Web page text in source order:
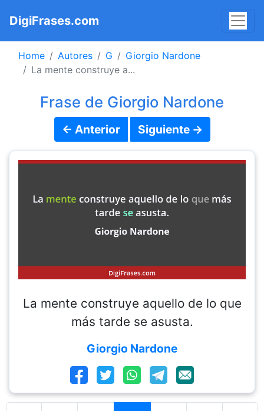
DigiFrases.com
Home Autores G
Giorgio Nardone
La mente construye a...
Frase de Giorgio Nardone
← Anterior Siguiente →
La mente construye aquello de lo que
más tarde se asusta.
Giorgio Nardone